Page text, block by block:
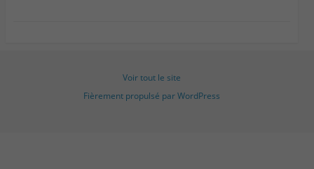
Voir tout le site
Fièrement propulsé par WordPress